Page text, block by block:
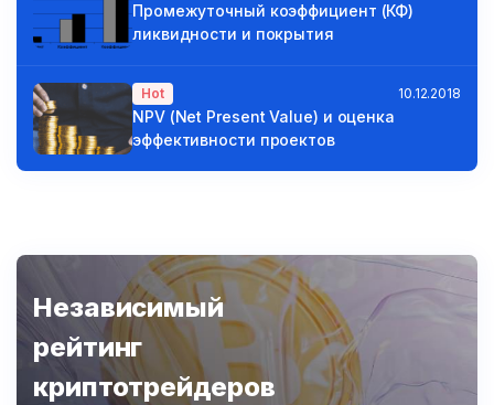
Промежуточный коэффициент (КФ)
ликвидности и покрытия
Hot 10.12.2018
NPV (Net Present Value) и оценка
эффективности проектов
Независимый
рейтинг
криптотрейдеров